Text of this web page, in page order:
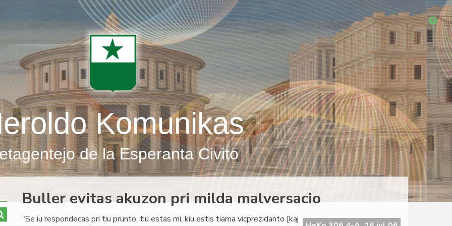
Komunikas
de la Esperanta Civito
Buller evitas akuzon pri milda malversacio
“Se iu respondecas pri tiu prunto, tiu estas mi, kiu estis tiama vicprezidanto [kaj